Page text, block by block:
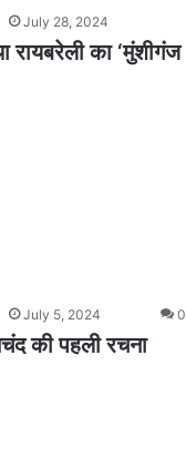
July 28, 2024
रायबरेली का ‘मुंशीगंज
July 5, 2024 0
की पहली रचना